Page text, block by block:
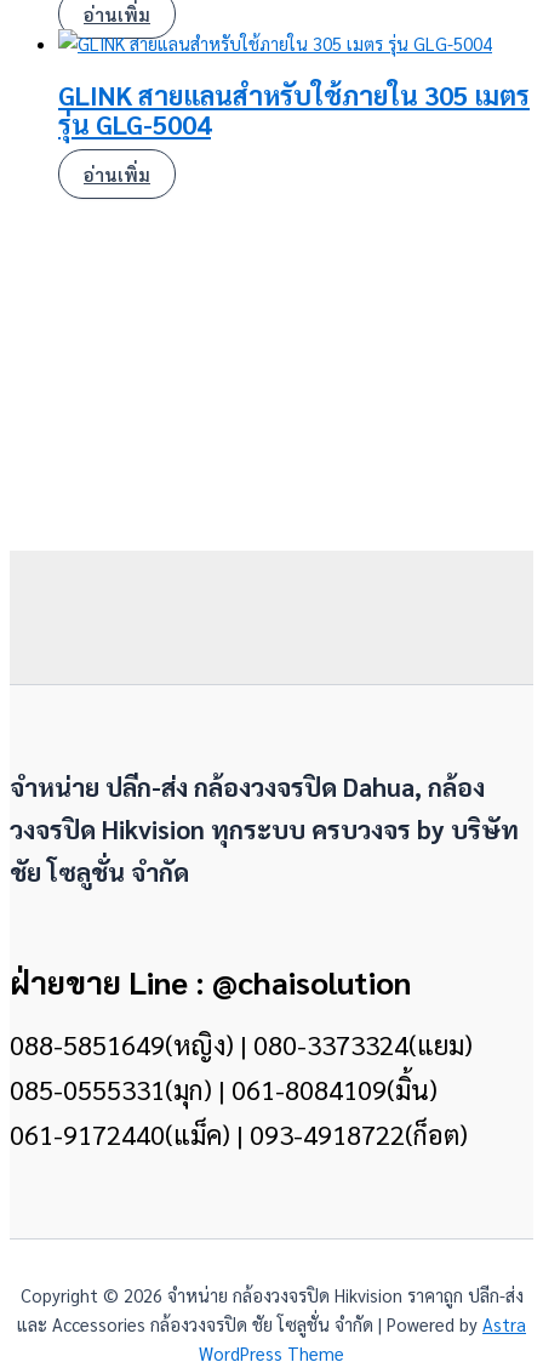
อ่านเพิ่ม
GLINK สายแลนสำหรับใช้ภายใน 305 เมตร
รุ่น GLG-5004
อ่านเพิ่ม
จำหน่าย ปลีก-ส่ง กล้องวงจรปิด Dahua, กล้อง
วงจรปิด Hikvision ทุกระบบ ครบวงจร by บริษัท
ชัย โซลูชั่น จำกัด
ฝ่ายขาย Line : @chaisolution
088-5851649(หญิง) | 080-3373324(แยม)
085-0555331(มุก) | 061-8084109(มิ้น)
061-9172440(แม็ค) | 093-4918722(ก็อต)
Copyright © 2026 จำหน่าย กล้องวงจรปิด Hikvision ราคาถูก ปลีก-ส่ง
และ Accessories กล้องวงจรปิด ชัย โซลูชั่น จำกัด | Powered by Astra
WordPress Theme